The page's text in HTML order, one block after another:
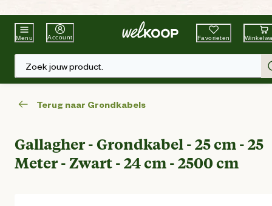
Beste WinkelketenTuin & Dier
Menu Account Favorieten
Zoek jouw product.
Terug naar Grondkabels
Gallagher - Grondkabel - 25 cm - 25
Meter - Zwart - 24 cm - 2500 cm